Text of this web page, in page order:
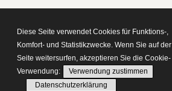
Diese Seite verwendet Cookies für Funktions-,
Komfort- und Statistikzwecke. Wenn Sie auf der
Seite weitersurfen, akzeptieren Sie die Cookie-
Verwendung:
Verwendung zustimmen
Datenschutzerklärung